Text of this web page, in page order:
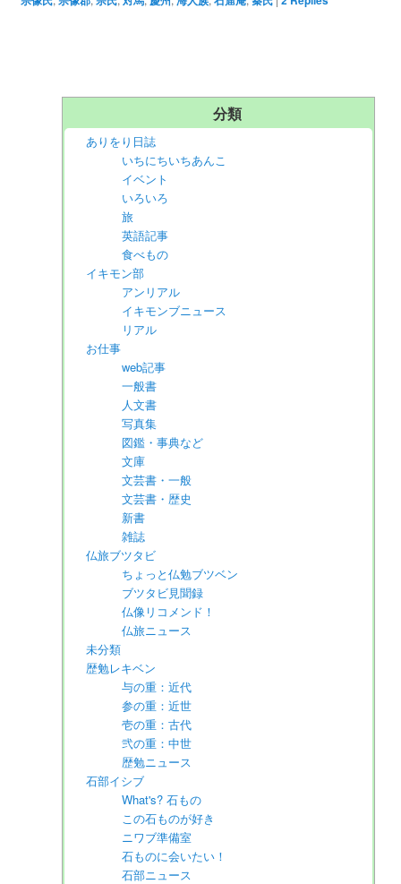
分類
ありをり日誌
いちにちいちあんこ
イベント
いろいろ
旅
英語記事
食べもの
イキモン部
アンリアル
イキモンブニュース
リアル
お仕事
web記事
一般書
人文書
写真集
図鑑・事典など
文庫
文芸書・一般
文芸書・歴史
新書
雑誌
仏旅ブツタビ
ちょっと仏勉ブツベン
ブツタビ見聞録
仏像リコメンド！
仏旅ニュース
未分類
歴勉レキベン
与の重：近代
参の重：近世
壱の重：古代
弐の重：中世
歴勉ニュース
石部イシブ
What's? 石もの
この石ものが好き
ニワブ準備室
石ものに会いたい！
石部ニュース